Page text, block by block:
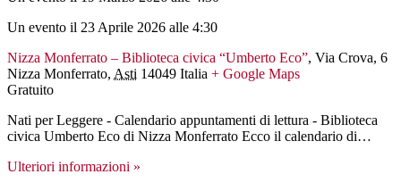
Un evento il 23 Aprile 2026 alle 4:30
Nizza Monferrato – Biblioteca civica “Umberto Eco”, Via Crova, 6
Nizza Monferrato, Asti 14049 Italia + Google Maps
Gratuito
Nati per Leggere - Calendario appuntamenti di lettura - Biblioteca
civica Umberto Eco di Nizza Monferrato Ecco il calendario di…
Ulteriori informazioni »